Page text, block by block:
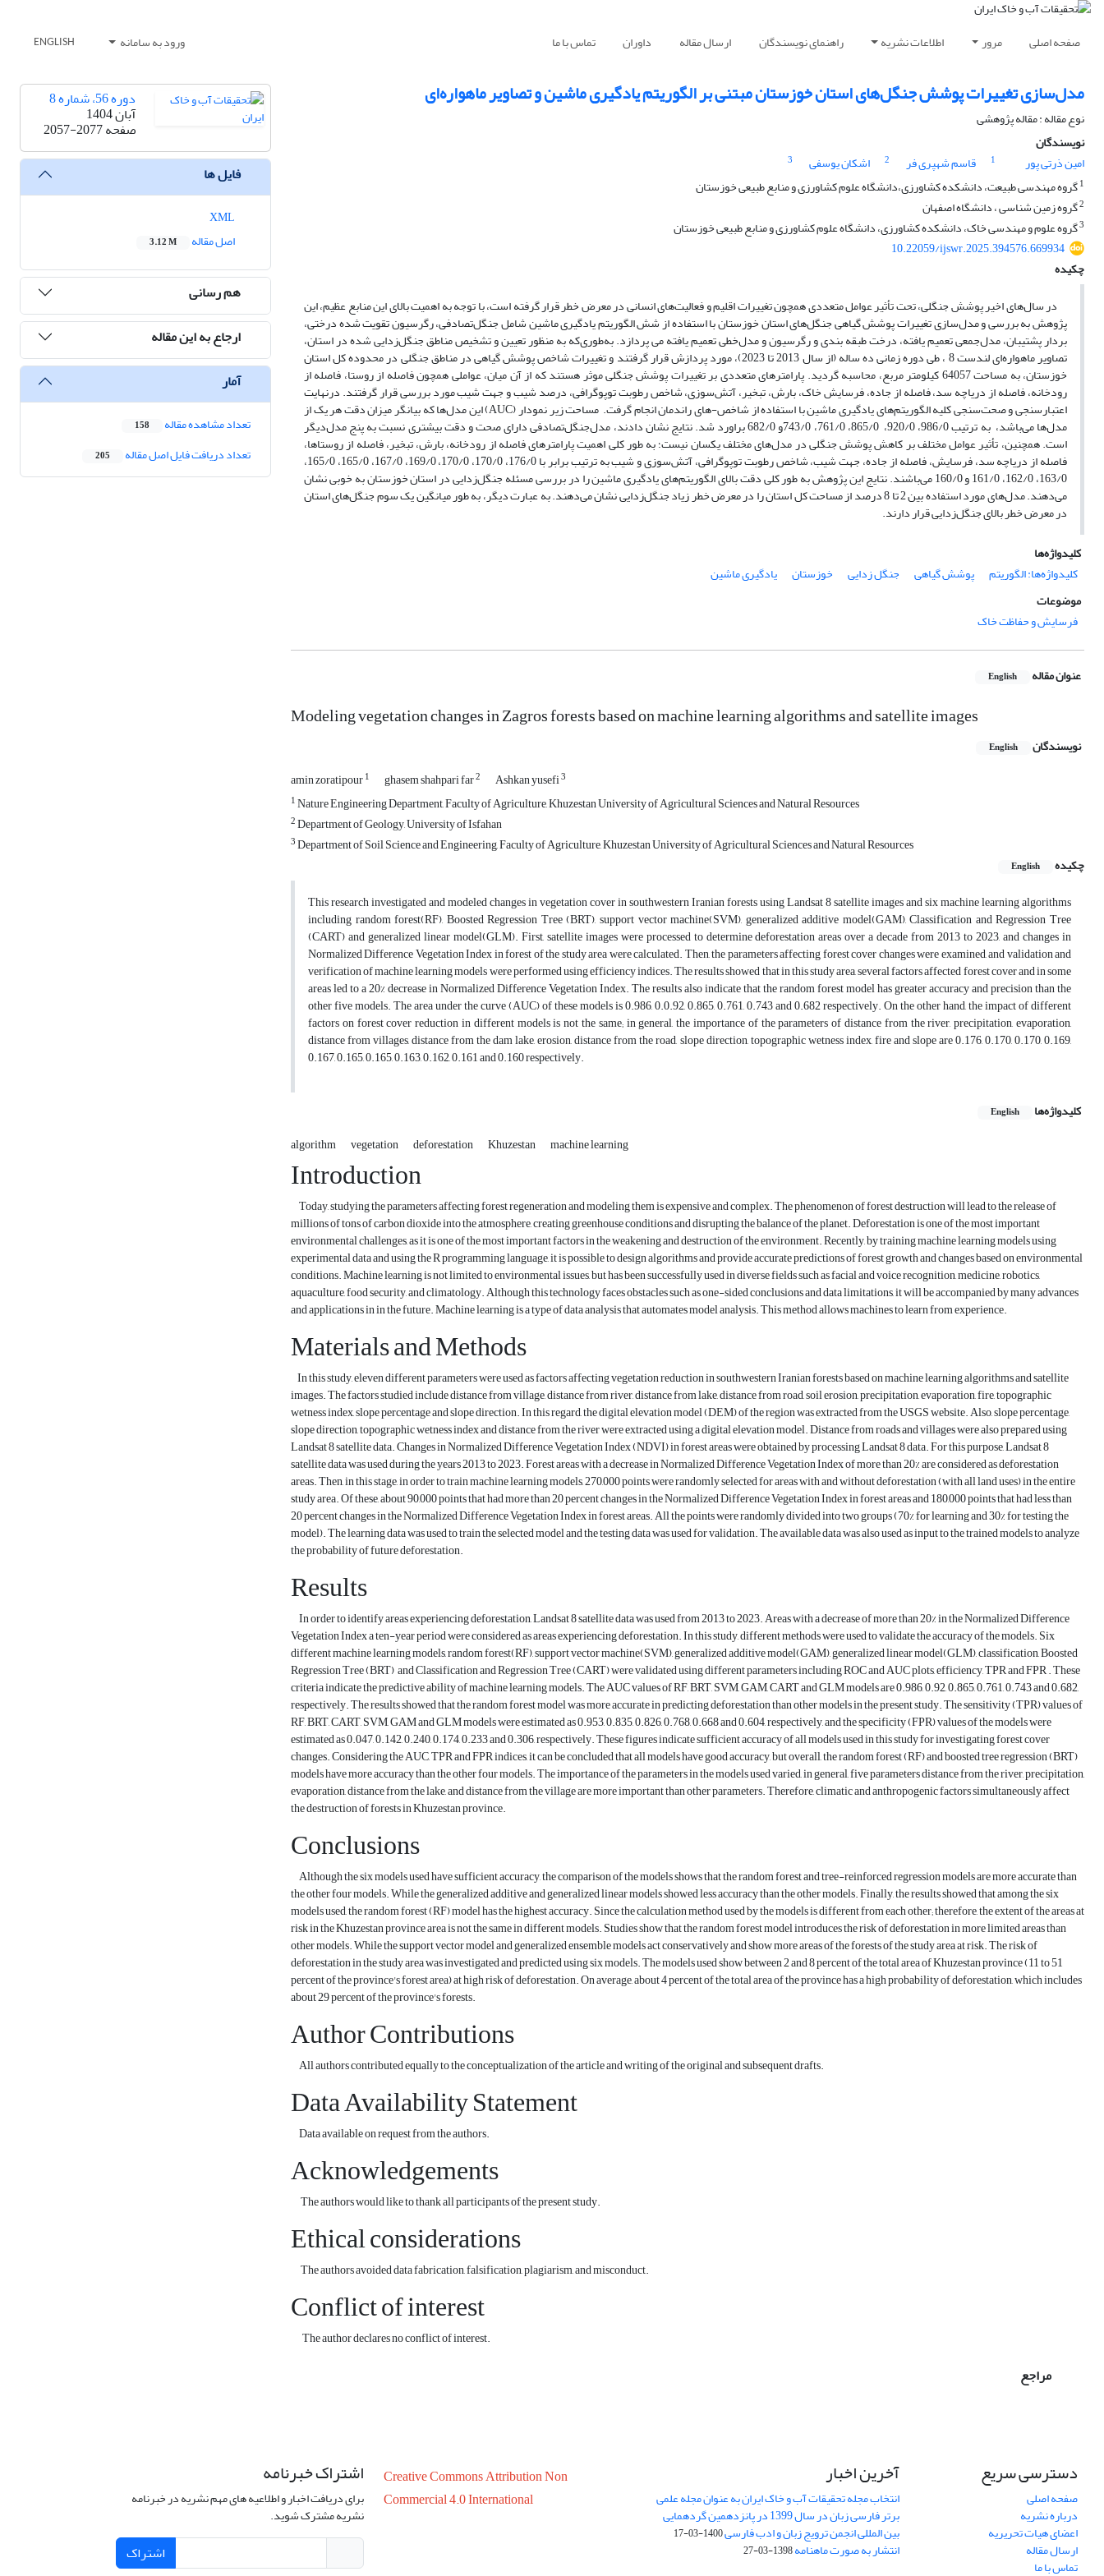
صفحه اصلی مرور اطلاعات نشریه راهنمای نویسندگان ارسال مقاله داوران تماس با ما ورود به سامانه ENGLISH
مدل‌سازی تغییرات پوشش جنگل‌های استان خوزستان مبتنی بر الگوریتم یادگیری ماشین و تصاویر ماهواره‌ای
نوع مقاله : مقاله پژوهشی
نویسندگان
امین ذرتی پور
1 قاسم شهپری فر 2 اشکان یوسفی
3
1گروه مهندسی طبیعت، دانشکده کشاورزی،‌دانشگاه علوم کشاورزی و منابع طبیعی خوزستان
2گروه زمین شناسی ، دانشگاه اصفهان
3گروه علوم و مهندسی خاک، دانشکده کشاورزی، دانشگاه علوم کشاورزی و منابع طبیعی خوزستان
10.22059/ijswr.2025.394576.669934
چکیده
در سال‌های اخیر پوشش جنگلی، تحت تأثیر عوامل متعددی همچون تغییرات اقلیم و فعالیت‌های انسانی در معرض خطر قرار گرفته است، با توجه به اهمیت بالای این منابع عظیم، این
پژوهش به بررسی و مدل‌سازی تغییرات پوشش گیاهی جنگل‌های استان خوزستان با استفاده از شش الگوریتم یادگیری ماشین شامل جنگل‌تصادفی، رگرسیون تقویت شده درختی،
بردار پشتیبان، مدل‌جمعی تعمیم یافته، درخت طبقه بندی و رگرسیون و مدل‌خطی تعمیم یافته می پردازد. به‌طوری‌که به منظور تعیین و تشخیص مناطق جنگل‌زدایی شده در استان،
تصاویر ماهواره‌ای لندست 8 ، طی دوره زمانی ده ساله (از سال 2013 تا 2023)، مورد پردازش قرار گرفتند و تغییرات شاخص پوشش گیاهی در مناطق جنگلی در محدوده کل استان
خوزستان، به مساحت 64057 کیلومتر مربع، محاسبه گردید. پارامترهای متعددی بر تغییرات پوشش جنگلی موثر هستند که از آن میان، عواملی همچون فاصله از روستا، فاصله از
رودخانه، فاصله از دریاچه سد، فاصله از جاده، فرسایش خاک، بارش، تبخیر، آتش‌سوزی، شاخص رطوبت توپوگرافی، درصد شیب و جهت شیب مورد بررسی قرار گرفتند. درنهایت
اعتبارسنجی و صحت‌سنجی کلیه الگوریتم‌های یادگیری ماشین با استفاده از شاخص-های راندمان انجام گرفت. مساحت زیر نمودار (AUC) این مدل‌ها که بیانگر میزان دقت هر یک از
مدل‌ها می‌باشد، به ترتیب 986/0، 920/0، 865/0، 761/0، 743/0و 682/0 براورد شد. نتایج نشان دادند، مدل‌جنگل‌تصادفی دارای صحت و دقت بیشتری نسبت به پنج مدل‌دیگر
است. همچنین، تأثیر عوامل مختلف بر کاهش پوشش جنگلی در مدل‌های مختلف یکسان نیست؛ به طور کلی اهمیت پارامترهای فاصله از رودخانه، بارش، تبخیر، فاصله از روستاها،
فاصله از دریاچه سد، فرسایش، فاصله از جاده، جهت شیب، شاخص رطوبت توپوگرافی، آتش‌سوزی و شیب به ترتیب برابر با 176/0، 170/0، 170/0، 169/0، 167/0، 165/0، 165/0،
163/0، 162/0، 161/0 و 160/0 می‌باشند. نتایج این پژوهش به طور کلی دقت بالای الگوریتم‌های یادگیری ماشین را در بررسی مسئله جنگل‌زدایی در استان خوزستان به خوبی نشان
می‌دهند. مدل‌های مورد استفاده بین 2 تا 8 درصد از مساحت کل استان را در معرض خطر زیاد جنگل‌زدایی نشان می‌دهند. به عبارت دیگر، به طور میانگین یک سوم جنگل‌های استان
در معرض خطر بالای جنگل‌زدایی قرار دارند.
کلیدواژه‌ها
کلیدواژه‌ها: الگوریتم
پوشش گیاهی جنگل زدایی خوزستان
یادگیری ماشین
موضوعات
فرسایش و حفاظت خاک
عنوان مقاله English
Modeling vegetation changes in Zagros forests based on machine learning algorithms and satellite images
نویسندگان English
amin zoratipour1 ghasem shahpari far2 Ashkan yusefi3
1Nature Engineering Department, Faculty of Agriculture, Khuzestan University of Agricultural Sciences and Natural Resources
2Department of Geology, University of Isfahan
3Department of Soil Science and Engineering, Faculty of Agriculture, Khuzestan University of Agricultural Sciences and Natural Resources
چکیده
English
This research investigated and modeled changes in vegetation cover in southwestern Iranian forests using Landsat 8 satellite images and six machine learning algorithms
including random forest(RF), Boosted Regression Tree (BRT), support vector machine(SVM), generalized additive model(GAM), Classification and Regression Tree
(CART) and generalized linear model(GLM). First, satellite images were processed to determine deforestation areas over a decade from 2013 to 2023, and changes in
Normalized Difference Vegetation Index in forest of the study area were calculated. Then, the parameters affecting forest cover changes were examined, and validation and
verification of machine learning models were performed using efficiency indices. The results showed that in this study area, several factors affected forest cover and in some
areas led to a 20% decrease in Normalized Difference Vegetation Index. The results also indicate that the random forest model has greater accuracy and precision than the
other five models. The area under the curve (AUC) of these models is 0.986, 0.0.92, 0.865, 0.761, 0.743 and 0.682 respectively. On the other hand, the impact of different
factors on forest cover reduction in different models is not the same; in general, the importance of the parameters of distance from the river, precipitation, evaporation,
distance from villages, distance from the dam lake, erosion, distance from the road, slope direction, topographic wetness index, fire and slope are 0.176, 0.170, 0.170, 0.169,
0.167, 0.165, 0.165, 0.163, 0.162, 0.161 and 0.160 respectively.
کلیدواژه‌ها English
algorithm vegetation deforestation Khuzestan machine learning
Introduction
Today, studying the parameters affecting forest regeneration and modeling them is expensive and complex. The phenomenon of forest destruction will lead to the release of
millions of tons of carbon dioxide into the atmosphere, creating greenhouse conditions and disrupting the balance of the planet. Deforestation is one of the most important
environmental challenges, as it is one of the most important factors in the weakening and destruction of the environment. Recently, by training machine learning models using
experimental data and using the R programming language, it is possible to design algorithms and provide accurate predictions of forest growth and changes based on environmental
conditions. Machine learning is not limited to environmental issues, but has been successfully used in diverse fields such as facial and voice recognition, medicine, robotics,
aquaculture, food security, and climatology. Although this technology faces obstacles such as one-sided conclusions and data limitations, it will be accompanied by many advances
and applications in in the future. Machine learning is a type of data analysis that automates model analysis. This method allows machines to learn from experience.
Materials and Methods
In this study, eleven different parameters were used as factors affecting vegetation reduction in southwestern Iranian forests based on machine learning algorithms and satellite
images. The factors studied include distance from village, distance from river, distance from lake, distance from road, soil erosion, precipitation, evaporation, fire, topographic
wetness index, slope percentage and slope direction. In this regard, the digital elevation model (DEM) of the region was extracted from the USGS website. Also, slope percentage,
slope direction, topographic wetness index and distance from the river were extracted using a digital elevation model. Distance from roads and villages were also prepared using
Landsat 8 satellite data. Changes in Normalized Difference Vegetation Index (NDVI) in forest areas were obtained by processing Landsat 8 data. For this purpose, Landsat 8
satellite data was used during the years 2013 to 2023. Forest areas with a decrease in Normalized Difference Vegetation Index of more than 20% are considered as deforestation
areas. Then, in this stage, in order to train machine learning models, 270,000 points were randomly selected for areas with and without deforestation (with all land uses) in the entire
study area. Of these, about 90,000 points that had more than 20 percent changes in the Normalized Difference Vegetation Index in forest areas and 180,000 points that had less than
20 percent changes in the Normalized Difference Vegetation Index in forest areas. All the points were randomly divided into two groups (70% for learning and 30% for testing the
model). The learning data was used to train the selected model and the testing data was used for validation. The available data was also used as input to the trained models to analyze
the probability of future deforestation.
Results
In order to identify areas experiencing deforestation, Landsat 8 satellite data was used from 2013 to 2023. Areas with a decrease of more than 20% in the Normalized Difference
Vegetation Index a ten-year period were considered as areas experiencing deforestation. In this study, different methods were used to validate the accuracy of the models. Six
different machine learning models, random forest(RF), support vector machine(SVM), generalized additive model(GAM), generalized linear model(GLM), classification, Boosted
Regression Tree (BRT) and Classification and Regression Tree (CART) were validated using different parameters including ROC and AUC plots, efficiency, TPR and FPR . These
criteria indicate the predictive ability of machine learning models. The AUC values ​​of RF, BRT, SVM, GAM, CART and GLM models are 0.986, 0.92, 0.865, 0.761, 0.743 and 0.682,
respectively. The results showed that the random forest model was more accurate in predicting deforestation than other models in the present study. The sensitivity (TPR) values ​​of
RF, BRT, CART, SVM, GAM and GLM models were estimated as 0.953, 0.835, 0.826, 0.768, 0.668 and 0.604, respectively, and the specificity (FPR) values ​​of the models were
estimated as 0.047, 0.142, 0.240, 0.174, 0.233 and 0.306, respectively. These figures indicate sufficient accuracy of all models used in this study for investigating forest cover
changes. Considering the AUC, TPR and FPR indices, it can be concluded that all models have good accuracy, but overall, the random forest (RF) and boosted tree regression (BRT)
models have more accuracy than the other four models. The importance of the parameters in the models used varied, in general, five parameters distance from the river, precipitation,
evaporation, distance from the lake, and distance from the village are more important than other parameters. Therefore, climatic and anthropogenic factors simultaneously affect
the destruction of forests in Khuzestan province.
Conclusions
Although the six models used have sufficient accuracy, the comparison of the models shows that the random forest and tree-reinforced regression models are more accurate than
the other four models. While the generalized additive and generalized linear models showed less accuracy than the other models. Finally, the results showed that among the six
models used, the random forest (RF) model has the highest accuracy. Since the calculation method used by the models is different from each other; therefore, the extent of the areas at
risk in the Khuzestan province area is not the same in different models. Studies show that the random forest model introduces the risk of deforestation in more limited areas than
other models. While the support vector model and generalized ensemble models act conservatively and show more areas of the forests of the study area at risk. The risk of
deforestation in the study area was investigated and predicted using six models. The models used show between 2 and 8 percent of the total area of ​​Khuzestan province (11 to 51
percent of the province's forest area) at high risk of deforestation. On average, about 4 percent of the total area of ​​the province has a high probability of deforestation, which includes
about 29 percent of the province's forests.
Author Contributions
All authors contributed equally to the conceptualization of the article and writing of the original and subsequent drafts.
Data Availability Statement
Data available on request from the authors.
Acknowledgements
The authors would like to thank all participants of the present study.
Ethical considerations
The authors avoided data fabrication, falsification, plagiarism, and misconduct.
Conflict of interest
The author declares no conflict of interest.
مراجع
دوره 56، شماره 8
آبان 1404
صفحه2057-2077
فایل ها
اصل مقاله
3.12 M
هم رسانی
ارجاع به این مقاله
آمار
تعداد مشاهده مقاله 158
تعداد دریافت فایل اصل مقاله 205
دسترسی سریع
صفحه اصلی
درباره نشریه
اعضای هیات تحریریه
ارسال مقاله
تماس با ما
آخرین اخبار
انتخاب مجله تحقیقات آب و خاک ایران به عنوان مجله علمی
برتر فارسی زبان در سال 1399 در پانزدهمین گردهمایی
بین المللی انجمن ترویج زبان و ادب فارسی1400-03-17
انتشار به صورت ماهنامه1398-03-27
Creative Commons Attribution Non
Commercial 4.0 International
اشتراک خبرنامه
برای دریافت اخبار و اطلاعیه های مهم نشریه در خبرنامه
نشریه مشترک شوید.
اشتراک